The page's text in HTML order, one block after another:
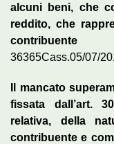
alcuni beni, che
reddito, che
contribuente
36365Cass.05/07/
Il mancato
fissata dall’art.
relativa, della
contribuente e